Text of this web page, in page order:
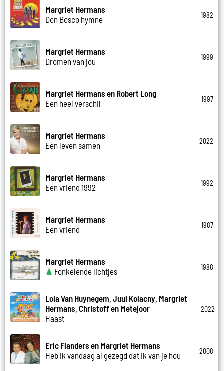
Margriet Hermans
Don Bosco hymne
1982
Margriet Hermans
Dromen van jou
1999
Margriet Hermans en Robert Long
Een heel verschil
1997
Margriet Hermans
Een leven samen
2022
Margriet Hermans
Een vriend 1992
1992
Margriet Hermans
Een vriend
1987
Margriet Hermans
Fonkelende lichtjes
1988
Lola Van Huynegem, Juul Kolacny, Margriet
Hermans, Christoff en Metejoor
Haast
2022
Eric Flanders en Margriet Hermans
Heb ik vandaag al gezegd dat ik van je hou
2008